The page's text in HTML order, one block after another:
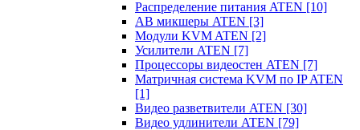
Распределение питания ATEN [10]
АВ микшеры ATEN [3]
Модули KVM ATEN [2]
Усилители ATEN [7]
Процессоры видеостен ATEN [7]
Матричная система KVM по IP ATEN
[1]
Видео разветвители ATEN [30]
Видео удлинители ATEN [79]